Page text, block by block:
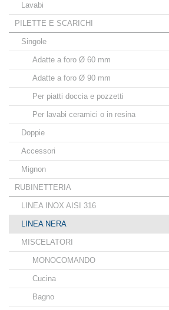
Lavabi
PILETTE E SCARICHI
Singole
Adatte a foro Ø 60 mm
Adatte a foro Ø 90 mm
Per piatti doccia e pozzetti
Per lavabi ceramici o in resina
Doppie
Accessori
Mignon
RUBINETTERIA
LINEA INOX AISI 316
LINEA NERA
MISCELATORI
MONOCOMANDO
Cucina
Bagno